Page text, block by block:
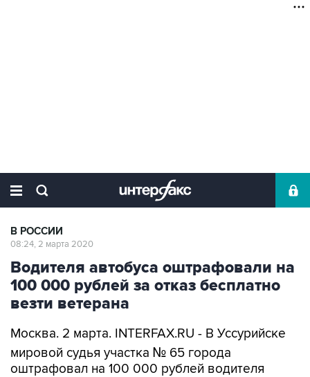
В РОССИИ
08:24, 2 марта 2020
Водителя автобуса оштрафовали на
100 000 рублей за отказ бесплатно
везти ветерана
Москва. 2 марта. INTERFAX.RU - В Уссурийске
мировой судья участка № 65 города
оштрафовал на 100 000 рублей водителя